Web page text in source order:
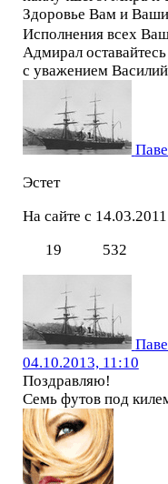
Здоровье Вам и
Исполнения всех
Адмирал
с уважением Василий
Эстет
На сайте с 14.03.2011
19
532
04.10.2013, 11:10
Поздравляю!
Семь футов под